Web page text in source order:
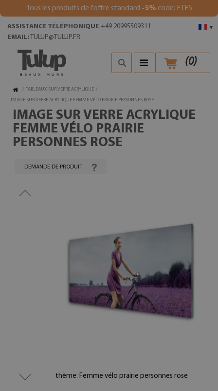
Tous les produits de l'offre standard -5% code: ETE5
▾
ASSISTANCE TÉLÉPHONIQUE +49 20995509311
EMAIL: TULUP@TULUP.FR
(0)
/ TABLEAUX SUR VERRE ACRYLIQUE /
IMAGE SUR VERRE ACRYLIQUE FEMME VÉLO PRAIRIE PERSONNES ROSE
IMAGE SUR VERRE ACRYLIQUE
FEMME VÉLO PRAIRIE
PERSONNES ROSE
DEMANDE DE PRODUIT
thème: Femme vélo prairie personnes rose